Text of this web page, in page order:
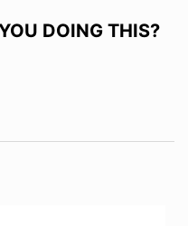
DOING THIS?